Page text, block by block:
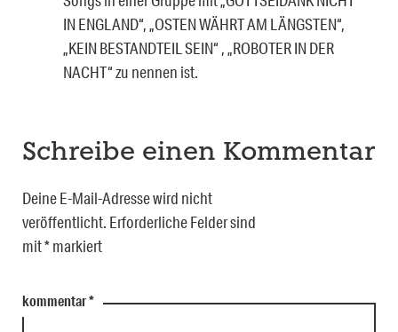
IN ENGLAND“, „OSTEN WÄHRT AM LÄNGSTEN“,
„KEIN BESTANDTEIL SEIN“ , „ROBOTER IN DER
NACHT“ zu nennen ist.
Schreibe einen Kommentar
Deine E-Mail-Adresse wird nicht
veröffentlicht. Erforderliche Felder sind
mit*markiert
kommentar*